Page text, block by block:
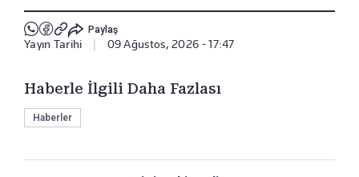
Paylaş
Yayın Tarihi 09 Ağustos, 2026 - 17:47
Haberle İlgili Daha Fazlası
Haberler